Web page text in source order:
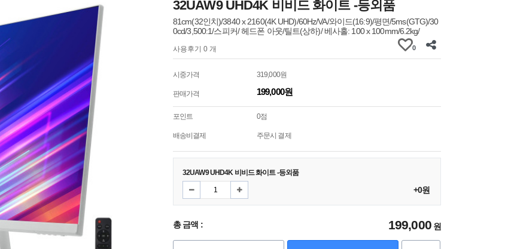
32UAW9 UHD4K 비비드 화이트 -등외품
81cm(32인치)/3840 x 2160(4K UHD)/60Hz/VA/와이드(16:9)/평면/5ms(GTG)/30
0cd/3,500:1/스피커/ 헤드폰 아웃/틸트(상하)/ 베사홀: 100 x 100mm/6.2kg/
사용후기 0 개 0
시중가격 319,000원
판매가격 199,000원
포인트 0점
배송비결제 주문시 결제
32UAW9 UHD4K 비비드 화이트 -등외품
+0원
총 금액 : 199,000원